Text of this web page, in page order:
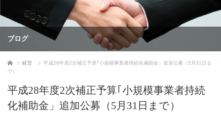
ブログ
ホーム 経営
平成28年度2次補正予算｢小規模事業者持続化補助金」追加公募（5月31日ま
で）
平成28年度2次補正予算｢小規模事業者持続
化補助金」追加公募（5月31日まで）